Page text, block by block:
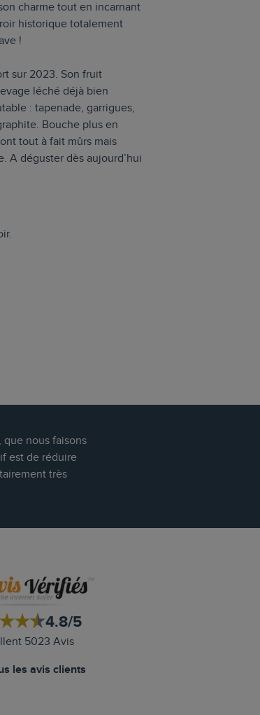
charme tout en incarnant
historique totalement
!
sur 2023. Son fruit
léché déjà bien
: tapenade, garrigues,
Bouche plus en
tout à fait mûrs mais
A déguster dès aujourd’hui
que nous faisons
est de réduire
très
4.8/5
5023 Avis
les avis clients